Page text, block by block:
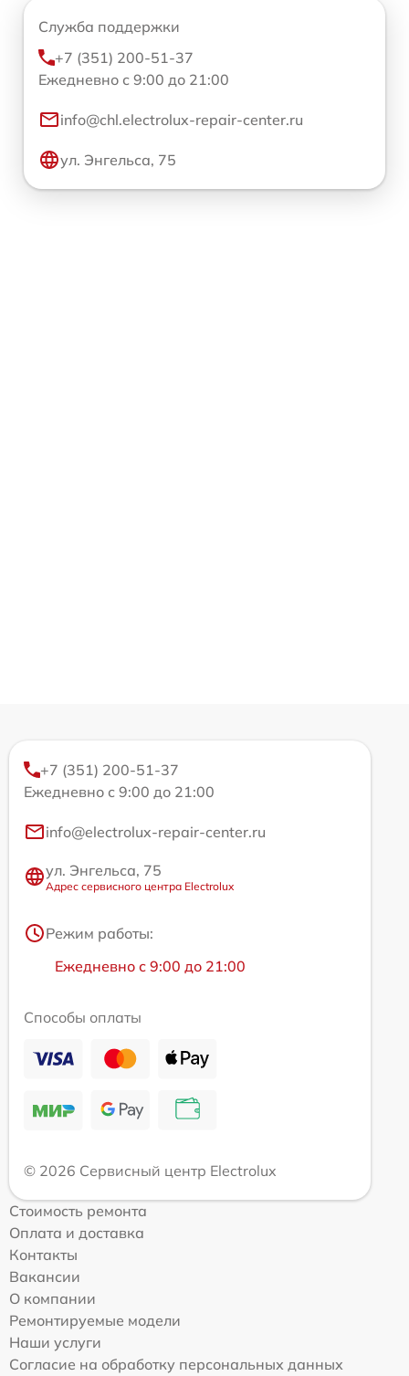
Служба поддержки
+7 (351) 200-51-37
Ежедневно с 9:00 до 21:00
info@chl.electrolux-repair-center.ru
ул. Энгельса, 75
+7 (351) 200-51-37
Ежедневно с 9:00 до 21:00
info@electrolux-repair-center.ru
ул. Энгельса, 75
Адрес сервисного центра Electrolux
Режим работы:
Ежедневно с 9:00 до 21:00
Способы оплаты
© 2026 Сервисный центр Electrolux
Стоимость ремонта
Оплата и доставка
Контакты
Вакансии
О компании
Ремонтируемые модели
Наши услуги
Согласие на обработку персональных данных